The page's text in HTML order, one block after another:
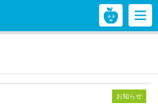
お知らせ